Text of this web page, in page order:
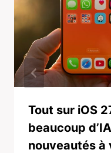
Tout sur iOS
beaucoup
nouveautés à